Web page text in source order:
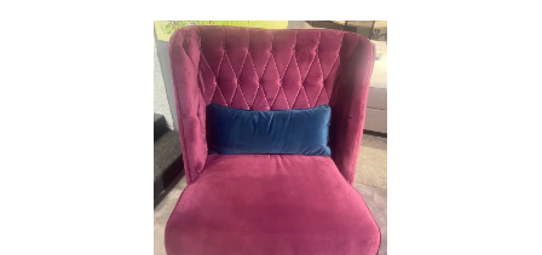
Bildergalerie überspringen